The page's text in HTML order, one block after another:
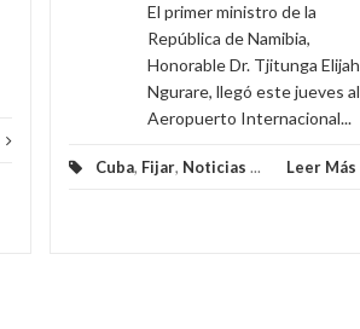
El primer ministro de la
República de Namibia,
Honorable Dr. Tjitunga Elijah
Ngurare, llegó este jueves al
Aeropuerto Internacional...
Cuba, Fijar, Noticias ... Leer Más